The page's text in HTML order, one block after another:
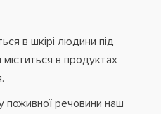
в шкірі людини під
в продуктах
речовини наш